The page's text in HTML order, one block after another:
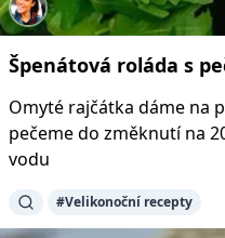
Špenátová roláda s
Omyté rajčátka dáme na
pečeme do změknutí na
vodu
#Velikonoční recepty